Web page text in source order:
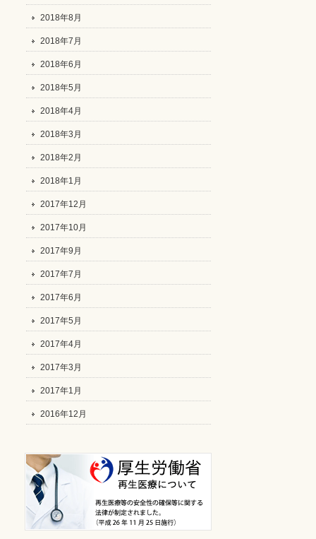
2018年8月
2018年7月
2018年6月
2018年5月
2018年4月
2018年3月
2018年2月
2018年1月
2017年12月
2017年10月
2017年9月
2017年7月
2017年6月
2017年5月
2017年4月
2017年3月
2017年1月
2016年12月